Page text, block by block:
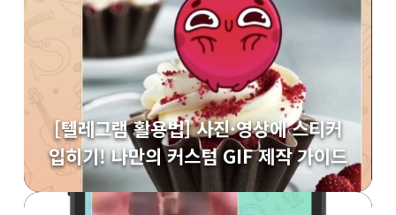
[텔레그램 활용법] 사진·영상에 스티커
입히기! 나만의 커스텀 GIF 제작 가이드